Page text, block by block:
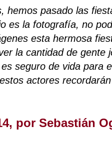
hemos pasado las
es la fotografía, no
esta hermosa
la cantidad de gente
seguro de vida para
actores
por Sebastián